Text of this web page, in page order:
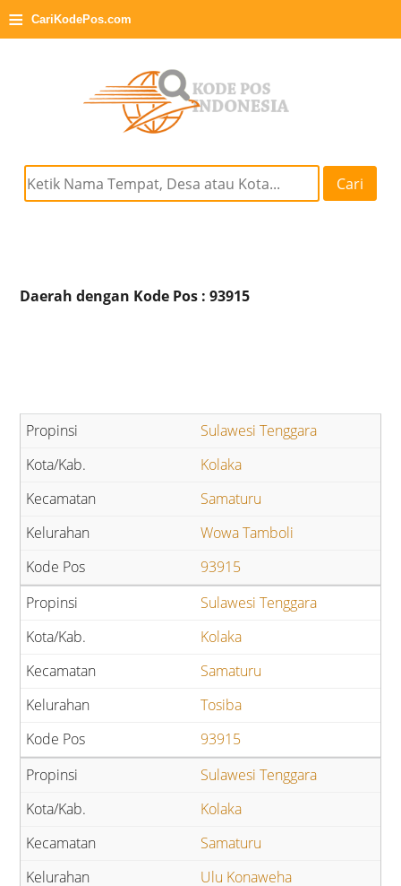
≡ CariKodePos.com
Cari
Daerah dengan Kode Pos : 93915
Sulawesi Tenggara
Kolaka
Samaturu
Wowa Tamboli
93915
Sulawesi Tenggara
Kolaka
Samaturu
Tosiba
93915
Sulawesi Tenggara
Kolaka
Samaturu
Ulu Konaweha